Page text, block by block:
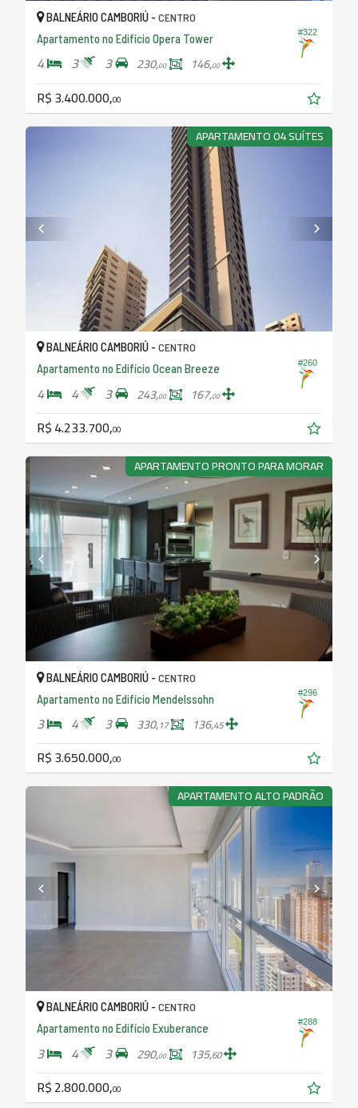
#322
BALNEÁRIO CAMBORIÚ - CENTRO
Apartamento no Edifício Opera Tower
4 3 3 230,00 146,00
R$ 3.400.000,00
APARTAMENTO 04 SUÍTES
#260
BALNEÁRIO CAMBORIÚ - CENTRO
Apartamento no Edifício Ocean Breeze
4 4 3 243,00 167,00
R$ 4.233.700,00
APARTAMENTO PRONTO PARA MORAR
#296
BALNEÁRIO CAMBORIÚ - CENTRO
Apartamento no Edifício Mendelssohn
3 4 3 330,17 136,45
R$ 3.650.000,00
APARTAMENTO ALTO PADRÃO
#288
BALNEÁRIO CAMBORIÚ - CENTRO
Apartamento no Edifício Exuberance
3 4 3 290,00 135,60
R$ 2.800.000,00